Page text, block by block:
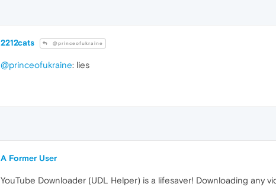
2212cats @princeofukraine
@princeofukraine: lies
A Former User
YouTube Downloader (UDL Helper) is a lifesaver! Downloading any